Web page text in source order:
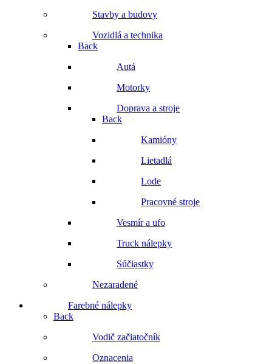
Stavby a budovy
Vozidlá a technika
Back
Autá
Motorky
Doprava a stroje
Back
Kamióny
Lietadlá
Lode
Pracovné stroje
Vesmír a ufo
Truck nálepky
Súčiastky
Nezaradené
Farebné nálepky
Back
Vodič začiatočník
Oznacenia